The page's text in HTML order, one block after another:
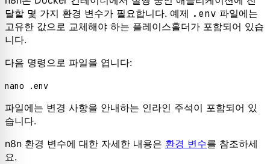
달할 몇 가지 환경 변수가 필요합니다. 예제 .env 파일에는
고유한 값으로 교체해야 하는 플레이스홀더가 포함되어 있습
니다.
다음 명령으로 파일을 엽니다:
파일에는 변경 사항을 안내하는 인라인 주석이 포함되어 있
습니다.
n8n 환경 변수에 대한 자세한 내용은 환경 변수를 참조하세
요.